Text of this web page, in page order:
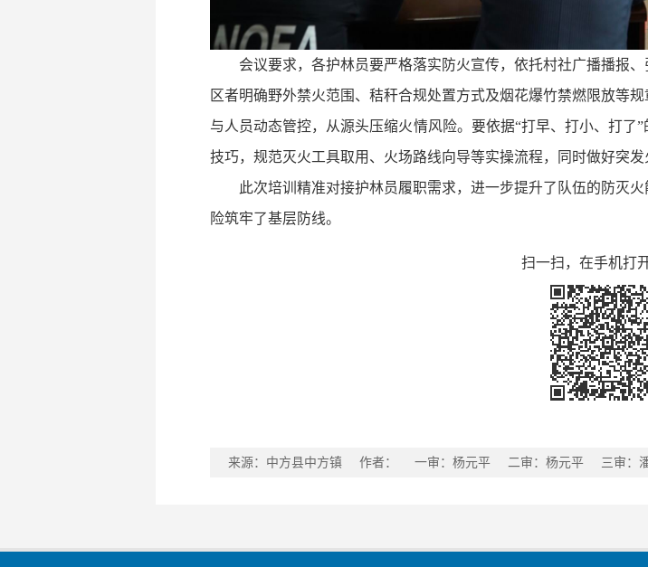
会议要求，各护林员要严格落实防火宣传，依托村社广播播报
区者明确野外禁火范围、秸秆合规处置方式及烟花爆竹禁燃限放等
与人员动态管控，从源头压缩火情风险。要依据“打早、打小、打
技巧，规范灭火工具取用、火场路线向导等实操流程，同时做好突发
此次培训精准对接护林员履职需求，进一步提升了队伍的防灭
险筑牢了基层防线。
扫一扫，在手机打
来源：中方县中方镇 作者： 一审：杨元平 二审：杨元平 三审：